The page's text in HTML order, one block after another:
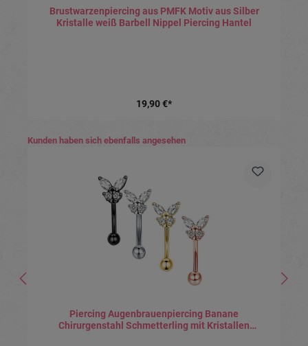
Brustwarzenpiercing aus PMFK Motiv aus Silber
Kristalle weiß Barbell Nippel Piercing Hantel
19,90 €*
Produktgalerie überspringen
Kunden haben sich ebenfalls angesehen
Piercing Augenbrauenpiercing Banane
Chirurgenstahl Schmetterling mit Kristallen